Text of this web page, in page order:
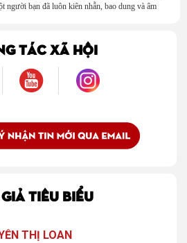
người bạn đã luôn kiên nhẫn, bao dung và âm
luôn cho tôi quyền được là chính mình.
TÁC XÃ HỘI
TIÊU BIỂU
THỊ LOAN